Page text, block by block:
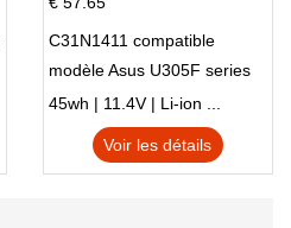
C31N1411 compatible
modèle Asus U305F series
45wh | 11.4V | Li-ion ...
Voir les détails